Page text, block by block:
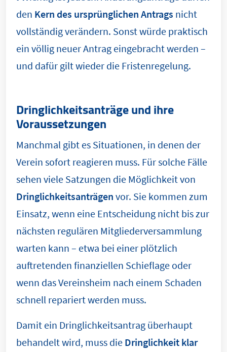
den Kern des ursprünglichen Antrags nicht
vollständig verändern. Sonst würde praktisch
ein völlig neuer Antrag eingebracht werden –
und dafür gilt wieder die Fristenregelung.
Dringlichkeitsanträge und ihre
Voraussetzungen
Manchmal gibt es Situationen, in denen der
Verein sofort reagieren muss. Für solche Fälle
sehen viele Satzungen die Möglichkeit von
Dringlichkeitsanträgen vor. Sie kommen zum
Einsatz, wenn eine Entscheidung nicht bis zur
nächsten regulären Mitgliederversammlung
warten kann – etwa bei einer plötzlich
auftretenden finanziellen Schieflage oder
wenn das Vereinsheim nach einem Schaden
schnell repariert werden muss.
Damit ein Dringlichkeitsantrag überhaupt
behandelt wird, muss die Dringlichkeit klar